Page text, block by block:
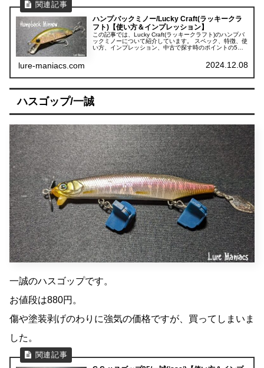
ハンプバックミノー/Lucky Craft(ラッキークラ
フト)【使い方＆インプレッション】
この記事では、Lucky Craft(ラッキークラフト)のハンプバ
ックミノーについて紹介しています。 スペック、特徴、使
い方、インプレッション、中古で探す時のポイントの5項
lure-maniacs.com 2024.12.08
ハスゴップ/一誠
一誠のハスゴップです。
お値段は880円。
傷や塗装剥げのわりに強気の価格ですが、買ってしまいま
した。